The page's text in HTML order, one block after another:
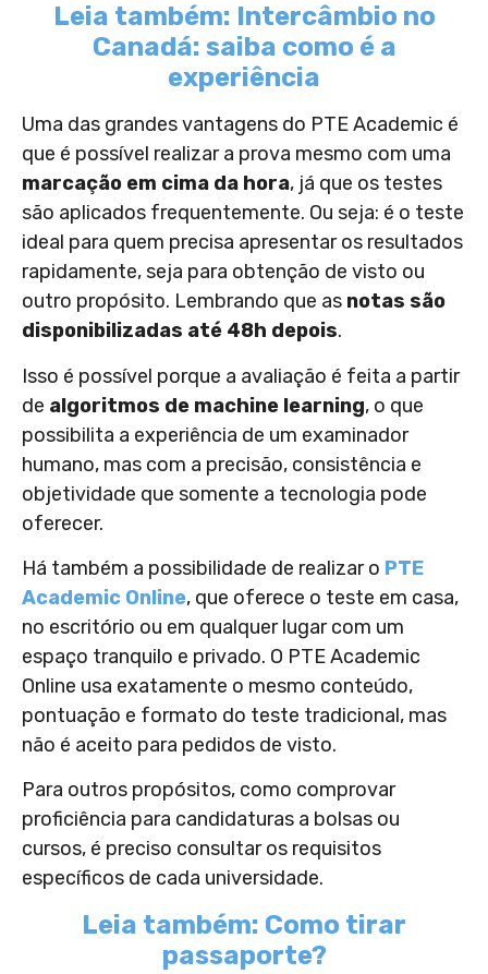
Leia também: Intercâmbio no
Canadá: saiba como é a
experiência
Uma das grandes vantagens do PTE Academic é
que é possível realizar a prova mesmo com uma
marcação em cima da hora, já que os testes
são aplicados frequentemente. Ou seja: é o teste
ideal para quem precisa apresentar os resultados
rapidamente, seja para obtenção de visto ou
outro propósito. Lembrando que as notas são
disponibilizadas até 48h depois.
Isso é possível porque a avaliação é feita a partir
de algoritmos de machine learning, o que
possibilita a experiência de um examinador
humano, mas com a precisão, consistência e
objetividade que somente a tecnologia pode
oferecer.
Há também a possibilidade de realizar o PTE
Academic Online, que oferece o teste em casa,
no escritório ou em qualquer lugar com um
espaço tranquilo e privado. O PTE Academic
Online usa exatamente o mesmo conteúdo,
pontuação e formato do teste tradicional, mas
não é aceito para pedidos de visto.
Para outros propósitos, como comprovar
proficiência para candidaturas a bolsas ou
cursos, é preciso consultar os requisitos
específicos de cada universidade.
Leia também: Como tirar
passaporte?